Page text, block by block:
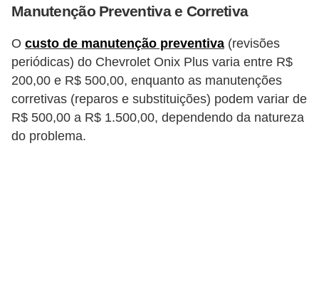
Manutenção Preventiva e Corretiva
O custo de manutenção preventiva (revisões
periódicas) do Chevrolet Onix Plus varia entre R$
200,00 e R$ 500,00, enquanto as manutenções
corretivas (reparos e substituições) podem variar de
R$ 500,00 a R$ 1.500,00, dependendo da natureza
do problema​​.
o
s
e
s
c